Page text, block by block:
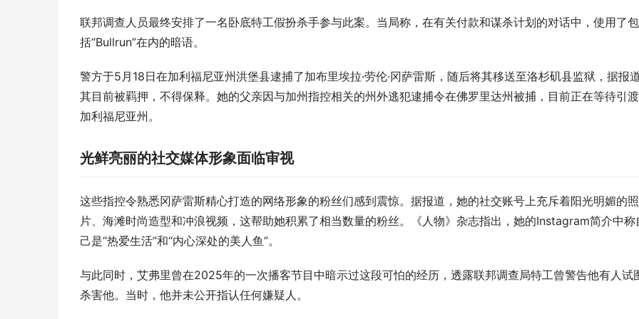
联邦调查人员最终安排了一名卧底特工假扮杀手参与此案。当局称，在有关付款和谋杀计划的对话中，使用了包
括“Bullrun”在内的暗语。
警方于5月18日在加利福尼亚州洪堡县逮捕了加布里埃拉·劳伦·冈萨雷斯，随后将其移送至洛杉矶县监狱，据报
其目前被羁押，不得保释。她的父亲因与加州指控相关的州外逃犯逮捕令在佛罗里达州被捕，目前正在等待引
加利福尼亚州。
光鲜亮丽的社交媒体形象面临审视
这些指控令熟悉冈萨雷斯精心打造的网络形象的粉丝们感到震惊。据报道，她的社交账号上充斥着阳光明媚的照
片、海滩时尚造型和冲浪视频，这帮助她积累了相当数量的粉丝。《人物》杂志指出，她的Instagram简介中称
己是“热爱生活”和“内心深处的美人鱼”。
与此同时，艾弗里曾在2025年的一次播客节目中暗示过这段可怕的经历，透露联邦调查局特工曾警告他有人试
杀害他。当时，他并未公开指认任何嫌疑人。